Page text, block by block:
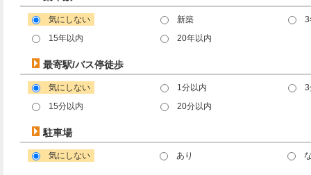
気にしない 新築
3
15年以内
20年以内
最寄駅/バス停徒歩
気にしない 1分以内
3
15分以内
20分以内
駐車場
気にしない あり